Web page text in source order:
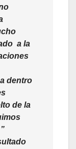
a la
dentro
de la